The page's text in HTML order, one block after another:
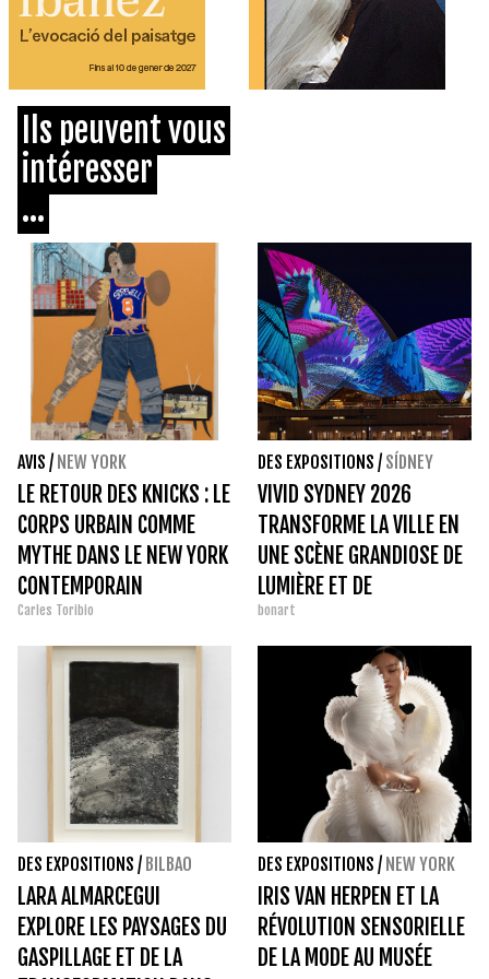
Ils peuvent vous
intéresser
...
AVIS / NEW YORK
LE RETOUR DES KNICKS : LE
CORPS URBAIN COMME
MYTHE DANS LE NEW YORK
CONTEMPORAIN
Carles Toribio
DES EXPOSITIONS / SÍDNEY
VIVID SYDNEY 2026
TRANSFORME LA VILLE EN
UNE SCÈNE GRANDIOSE DE
LUMIÈRE ET DE
TECHNOLOGIE.
bonart
DES EXPOSITIONS / BILBAO
LARA ALMARCEGUI
EXPLORE LES PAYSAGES DU
GASPILLAGE ET DE LA
DES EXPOSITIONS / NEW YORK
IRIS VAN HERPEN ET LA
RÉVOLUTION SENSORIELLE
DE LA MODE AU MUSÉE